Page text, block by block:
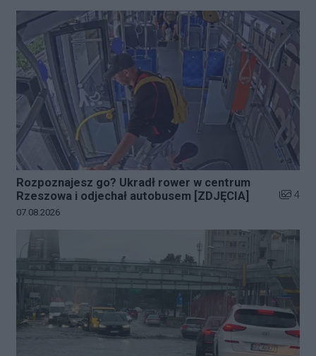
Rozpoznajesz go? Ukradł rower w centrum
Rzeszowa i odjechał autobusem [ZDJĘCIA]
Liczba
4
Data dodania galerii:
07.08.2026